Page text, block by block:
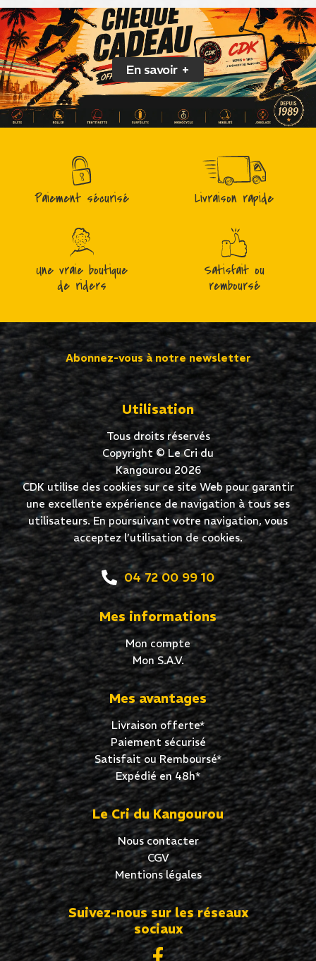
En savoir +
Paiement sécurisé Livraison rapide
Une vraie boutique
de riders
Satisfait ou
remboursé
Abonnez-vous à notre newsletter
Utilisation
Tous droits réservés
Copyright © Le Cri du
Kangourou 2026
CDK utilise des cookies sur ce site Web pour garantir
une excellente expérience de navigation à tous ses
utilisateurs. En poursuivant votre navigation, vous
acceptez l’utilisation de cookies.
04 72 00 99 10
Mes informations
Mon compte
Mon S.A.V.
Mes avantages
Livraison offerte*
Paiement sécurisé
Satisfait ou Remboursé*
Expédié en 48h*
Le Cri du Kangourou
Nous contacter
CGV
Mentions légales
Suivez-nous sur les réseaux
sociaux